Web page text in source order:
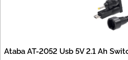
Ataba AT-2052 Usb 5V 2.1 Ah